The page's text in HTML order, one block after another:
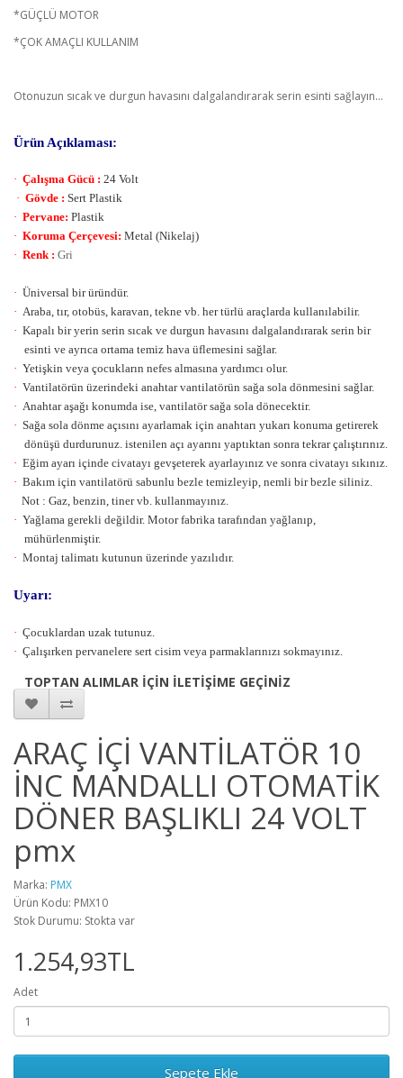
*GÜÇLÜ MOTOR
*ÇOK AMAÇLI KULLANIM
Otonuzun sıcak ve durgun havasını dalgalandırarak serin esinti sağlayın...
Ürün Açıklaması:
· Çalışma Gücü : 24 Volt
· Gövde : Sert Plastik
· Pervane: Plastik
· Koruma Çerçevesi: Metal (Nikelaj)
· Renk : Gri
· Üniversal bir üründür.
· Araba, tır, otobüs, karavan, tekne vb. her türlü araçlarda kullanılabilir.
· Kapalı bir yerin serin sıcak ve durgun havasını dalgalandırarak serin bir
esinti ve ayrıca ortama temiz hava üflemesini sağlar.
· Yetişkin veya çocukların nefes almasına yardımcı olur.
· Vantilatörün üzerindeki anahtar vantilatörün sağa sola dönmesini sağlar.
· Anahtar aşağı konumda ise, vantilatör sağa sola dönecektir.
· Sağa sola dönme açısını ayarlamak için anahtarı yukarı konuma getirerek
dönüşü durdurunuz. istenilen açı ayarını yaptıktan sonra tekrar çalıştırınız.
· Eğim ayarı içinde civatayı gevşeterek ayarlayınız ve sonra civatayı sıkınız.
· Bakım için vantilatörü sabunlu bezle temizleyip, nemli bir bezle siliniz.
Not : Gaz, benzin, tiner vb. kullanmayınız.
· Yağlama gerekli değildir. Motor fabrika tarafından yağlanıp,
mühürlenmiştir.
· Montaj talimatı kutunun üzerinde yazılıdır.
Uyarı:
· Çocuklardan uzak tutunuz.
· Çalışırken pervanelere sert cisim veya parmaklarınızı sokmayınız.
TOPTAN ALIMLAR İÇİN İLETİŞİME GEÇİNİZ
ARAÇ İÇİ VANTİLATÖR 10
İNC MANDALLI OTOMATİK
DÖNER BAŞLIKLI 24 VOLT
pmx
Marka: PMX
Ürün Kodu: PMX10
Stok Durumu: Stokta var
1.254,93TL
Adet
Sepete Ekle